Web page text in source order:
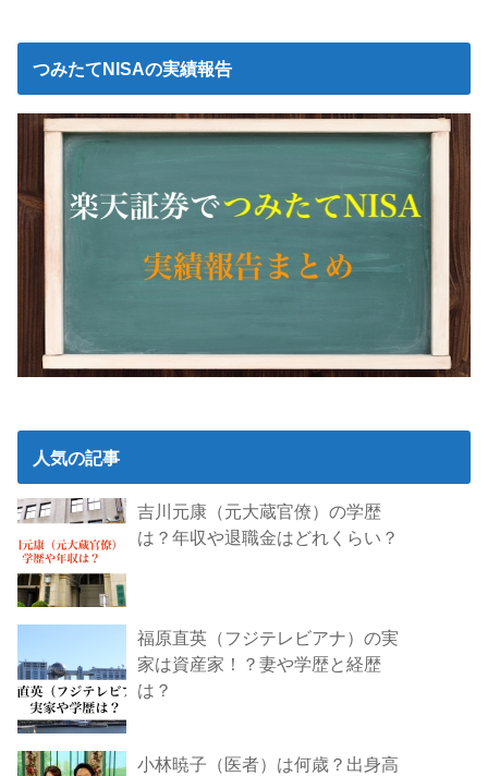
つみたてNISAの実績報告
人気の記事
吉川元康（元大蔵官僚）の学歴
は？年収や退職金はどれくらい？
福原直英（フジテレビアナ）の実
家は資産家！？妻や学歴と経歴
は？
小林暁子（医者）は何歳？出身高